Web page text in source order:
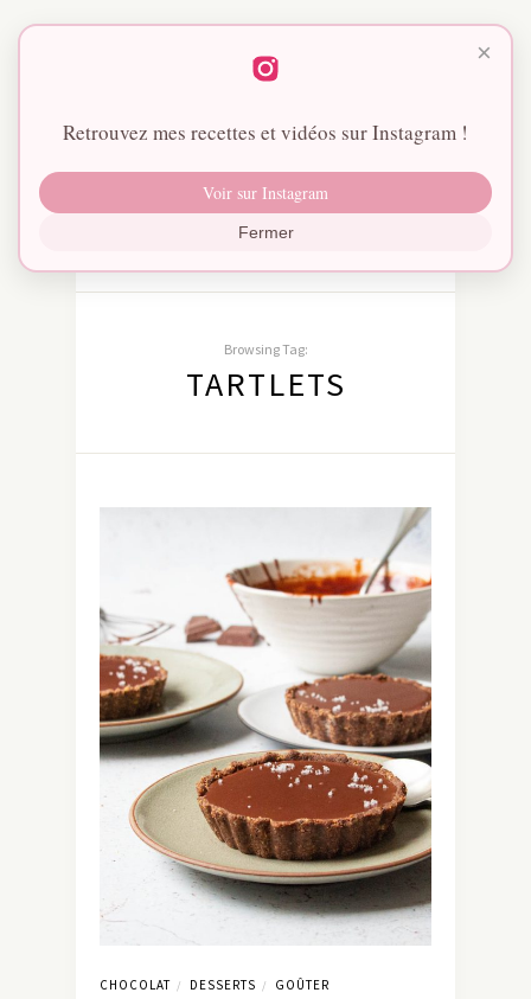
Browsing Tag:
TARTLETS
CHOCOLAT / DESSERTS / GOÛTER
×
Retrouvez mes recettes et vidéos sur Instagram !
Voir sur Instagram
Fermer